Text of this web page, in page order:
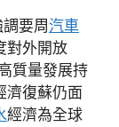
要周汽車
對外開放
質量發展持
濟復蘇仍面
經濟為全球